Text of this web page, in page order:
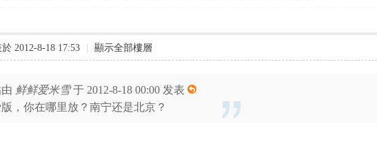
2012-8-18 17:53 顯示全部樓層
鲜鲜爱米雪于 2012-8-18 00:00 发表
，你在哪里放？南宁还是北京？